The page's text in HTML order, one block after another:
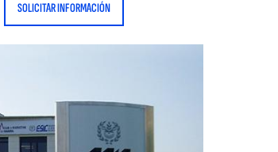
SOLICITAR INFORMACIÓN